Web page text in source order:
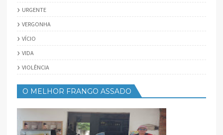
URGENTE
VERGONHA
VÍCIO
VIDA
VIOLÊNCIA
O MELHOR FRANGO ASSADO